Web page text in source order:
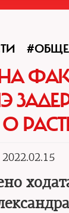
2022.02.15